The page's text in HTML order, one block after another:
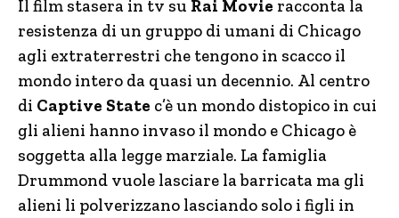
Il film stasera in tv su Rai Movie racconta la
resistenza di un gruppo di umani di Chicago
agli extraterrestri che tengono in scacco il
mondo intero da quasi un decennio. Al centro
di Captive State c’è un mondo distopico in cui
gli alieni hanno invaso il mondo e Chicago è
soggetta alla legge marziale. La famiglia
Drummond vuole lasciare la barricata ma gli
alieni li polverizzano lasciando solo i figli in